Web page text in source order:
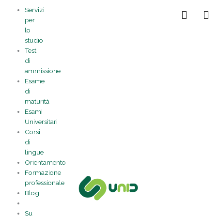
contenuto
Servizi
per
lo
studio
Test
di
ammissione
Esame
di
maturità
Esami
Universitari
Corsi
di
lingue
Orientamento
Formazione
professionale
Blog
Su